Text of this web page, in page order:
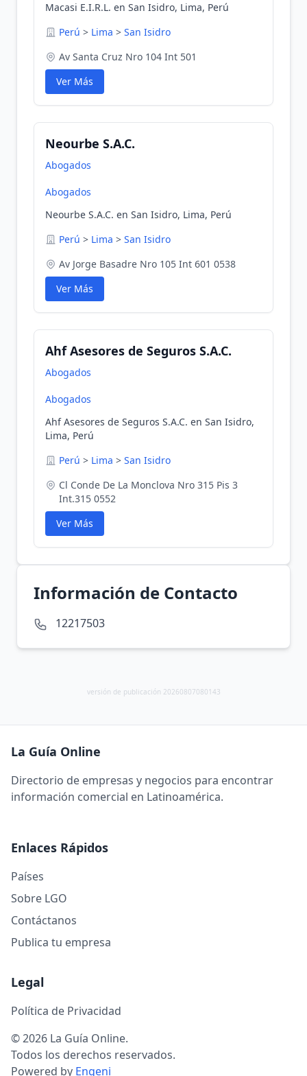
Macasi E.I.R.L. en San Isidro, Lima, Perú
Perú > Lima > San Isidro
Av Santa Cruz Nro 104 Int 501
Ver Más
Neourbe S.A.C.
Abogados
Abogados
Neourbe S.A.C. en San Isidro, Lima, Perú
Perú > Lima > San Isidro
Av Jorge Basadre Nro 105 Int 601 0538
Ver Más
Ahf Asesores de Seguros S.A.C.
Abogados
Abogados
Ahf Asesores de Seguros S.A.C. en San Isidro,
Lima, Perú
Perú > Lima > San Isidro
Cl Conde De La Monclova Nro 315 Pis 3
Int.315 0552
Ver Más
Información de Contacto
12217503
versión de publicación 20260807080143
La Guía Online
Directorio de empresas y negocios para encontrar
información comercial en Latinoamérica.
Enlaces Rápidos
Países
Sobre LGO
Contáctanos
Publica tu empresa
Legal
Política de Privacidad
© 2026 La Guía Online.
Todos los derechos reservados.
Powered by Engeni